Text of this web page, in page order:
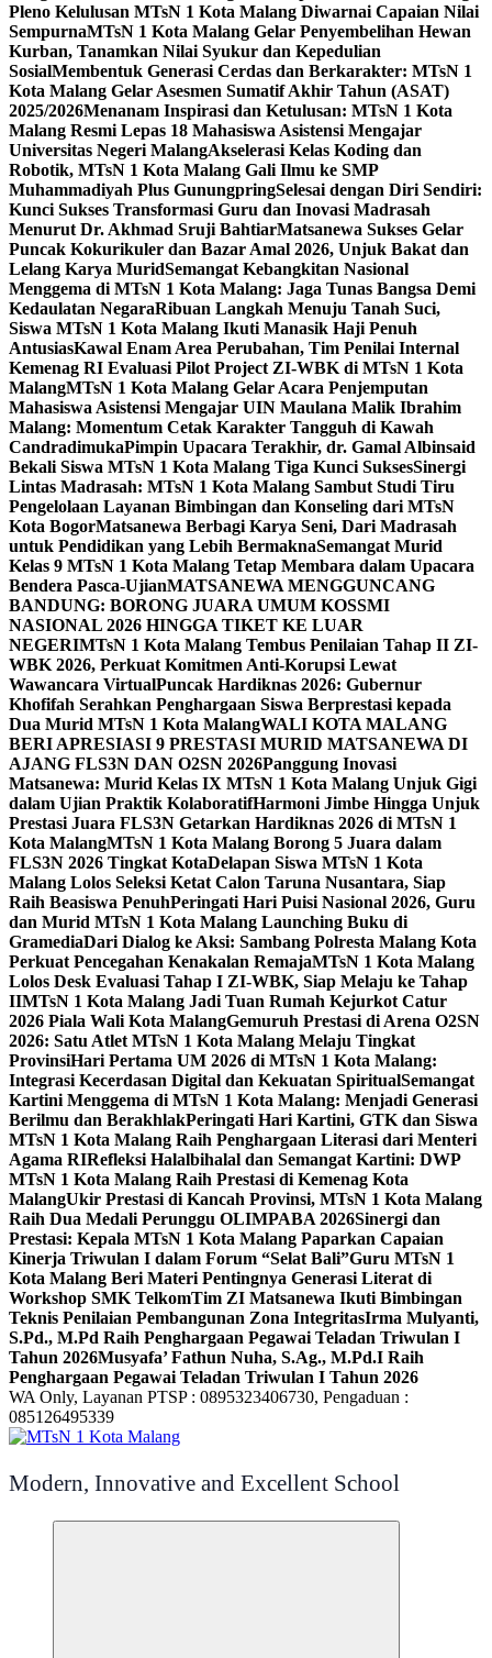
Pleno Kelulusan MTsN 1 Kota Malang Diwarnai Capaian Nilai
SempurnaMTsN 1 Kota Malang Gelar Penyembelihan Hewan
Kurban, Tanamkan Nilai Syukur dan Kepedulian
SosialMembentuk Generasi Cerdas dan Berkarakter: MTsN 1
Kota Malang Gelar Asesmen Sumatif Akhir Tahun (ASAT)
2025/2026Menanam Inspirasi dan Ketulusan: MTsN 1 Kota
Malang Resmi Lepas 18 Mahasiswa Asistensi Mengajar
Universitas Negeri MalangAkselerasi Kelas Koding dan
Robotik, MTsN 1 Kota Malang Gali Ilmu ke SMP
Muhammadiyah Plus GunungpringSelesai dengan Diri Sendiri:
Kunci Sukses Transformasi Guru dan Inovasi Madrasah
Menurut Dr. Akhmad Sruji BahtiarMatsanewa Sukses Gelar
Puncak Kokurikuler dan Bazar Amal 2026, Unjuk Bakat dan
Lelang Karya MuridSemangat Kebangkitan Nasional
Menggema di MTsN 1 Kota Malang: Jaga Tunas Bangsa Demi
Kedaulatan NegaraRibuan Langkah Menuju Tanah Suci,
Siswa MTsN 1 Kota Malang Ikuti Manasik Haji Penuh
AntusiasKawal Enam Area Perubahan, Tim Penilai Internal
Kemenag RI Evaluasi Pilot Project ZI-WBK di MTsN 1 Kota
MalangMTsN 1 Kota Malang Gelar Acara Penjemputan
Mahasiswa Asistensi Mengajar UIN Maulana Malik Ibrahim
Malang: Momentum Cetak Karakter Tangguh di Kawah
CandradimukaPimpin Upacara Terakhir, dr. Gamal Albinsaid
Bekali Siswa MTsN 1 Kota Malang Tiga Kunci SuksesSinergi
Lintas Madrasah: MTsN 1 Kota Malang Sambut Studi Tiru
Pengelolaan Layanan Bimbingan dan Konseling dari MTsN
Kota BogorMatsanewa Berbagi Karya Seni, Dari Madrasah
untuk Pendidikan yang Lebih BermaknaSemangat Murid
Kelas 9 MTsN 1 Kota Malang Tetap Membara dalam Upacara
Bendera Pasca-UjianMATSANEWA MENGGUNCANG
BANDUNG: BORONG JUARA UMUM KOSSMI
NASIONAL 2026 HINGGA TIKET KE LUAR
NEGERIMTsN 1 Kota Malang Tembus Penilaian Tahap II ZI-
WBK 2026, Perkuat Komitmen Anti-Korupsi Lewat
Wawancara VirtualPuncak Hardiknas 2026: Gubernur
Khofifah Serahkan Penghargaan Siswa Berprestasi kepada
Dua Murid MTsN 1 Kota MalangWALI KOTA MALANG
BERI APRESIASI 9 PRESTASI MURID MATSANEWA DI
AJANG FLS3N DAN O2SN 2026Panggung Inovasi
Matsanewa: Murid Kelas IX MTsN 1 Kota Malang Unjuk Gigi
dalam Ujian Praktik KolaboratifHarmoni Jimbe Hingga Unjuk
Prestasi Juara FLS3N Getarkan Hardiknas 2026 di MTsN 1
Kota MalangMTsN 1 Kota Malang Borong 5 Juara dalam
FLS3N 2026 Tingkat KotaDelapan Siswa MTsN 1 Kota
Malang Lolos Seleksi Ketat Calon Taruna Nusantara, Siap
Raih Beasiswa PenuhPeringati Hari Puisi Nasional 2026, Guru
dan Murid MTsN 1 Kota Malang Launching Buku di
GramediaDari Dialog ke Aksi: Sambang Polresta Malang Kota
Perkuat Pencegahan Kenakalan RemajaMTsN 1 Kota Malang
Lolos Desk Evaluasi Tahap I ZI-WBK, Siap Melaju ke Tahap
IIMTsN 1 Kota Malang Jadi Tuan Rumah Kejurkot Catur
2026 Piala Wali Kota MalangGemuruh Prestasi di Arena O2SN
2026: Satu Atlet MTsN 1 Kota Malang Melaju Tingkat
ProvinsiHari Pertama UM 2026 di MTsN 1 Kota Malang:
Integrasi Kecerdasan Digital dan Kekuatan SpiritualSemangat
Kartini Menggema di MTsN 1 Kota Malang: Menjadi Generasi
Berilmu dan BerakhlakPeringati Hari Kartini, GTK dan Siswa
MTsN 1 Kota Malang Raih Penghargaan Literasi dari Menteri
Agama RIRefleksi Halalbihalal dan Semangat Kartini: DWP
MTsN 1 Kota Malang Raih Prestasi di Kemenag Kota
MalangUkir Prestasi di Kancah Provinsi, MTsN 1 Kota Malang
Raih Dua Medali Perunggu OLIMPABA 2026Sinergi dan
Prestasi: Kepala MTsN 1 Kota Malang Paparkan Capaian
Kinerja Triwulan I dalam Forum “Selat Bali”Guru MTsN 1
Kota Malang Beri Materi Pentingnya Generasi Literat di
Workshop SMK TelkomTim ZI Matsanewa Ikuti Bimbingan
Teknis Penilaian Pembangunan Zona IntegritasIrma Mulyanti,
S.Pd., M.Pd Raih Penghargaan Pegawai Teladan Triwulan I
Tahun 2026Musyafa’ Fathun Nuha, S.Ag., M.Pd.I Raih
Penghargaan Pegawai Teladan Triwulan I Tahun 2026
WA Only, Layanan PTSP : 0895323406730, Pengaduan :
085126495339
Modern, Innovative and Excellent School